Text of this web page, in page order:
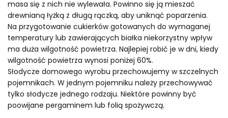
masa się z nich nie wylewała. Powinno się ją mieszać
drewnianą łyżką z długą rączką, aby uniknąć poparzenia.
Na przygotowanie cukierków gotowanych do wymaganej
temperatury lub zawierających białka niekorzystny wpływ
ma duża wilgotność powietrza. Najlepiej robić je w dni, kiedy
wilgotność powietrza wynosi poniżej 60%.
Słodycze domowego wyrobu przechowujemy w szczelnych
pojemnikach. W jednym pojemniku należy przechowywać
tylko słodycze jednego rodzaju. Niektóre powinny być
poowijane pergaminem lub folią spożywczą.